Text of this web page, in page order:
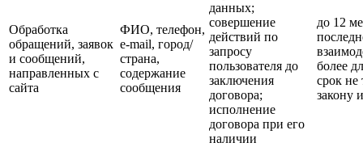
Обработка
обращений, заявок
и сообщений,
направленных с
сайта
ФИО, телефон,
e-mail, город/
страна,
содержание
сообщения
данных;
совершение
действий по
запросу
пользователя до
заключения
договора;
исполнение
договора при его
наличии
до 12
более
срок не
закону